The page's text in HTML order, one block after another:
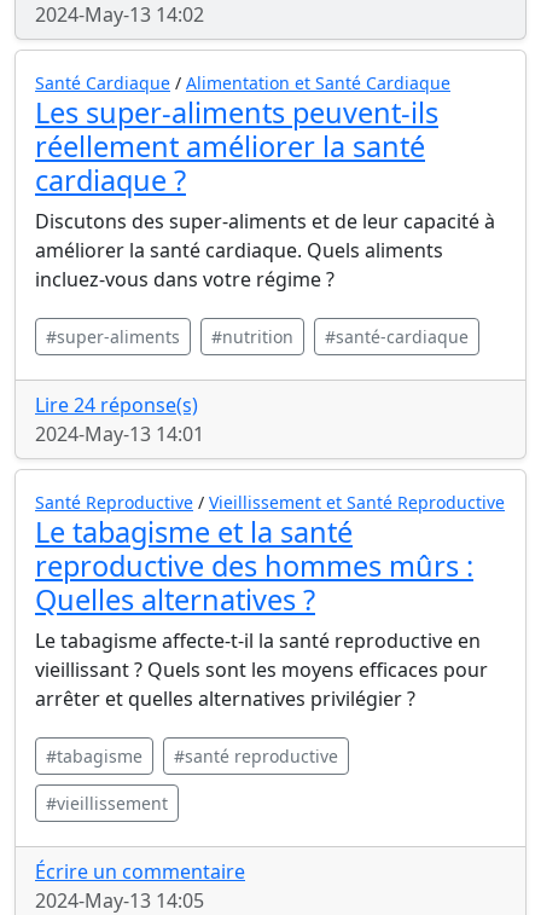
2024-May-13 14:02
Santé Cardiaque / Alimentation et Santé Cardiaque
Les super-aliments peuvent-ils
réellement améliorer la santé
cardiaque ?
Discutons des super-aliments et de leur capacité à
améliorer la santé cardiaque. Quels aliments
incluez-vous dans votre régime ?
#super-aliments #nutrition #santé-cardiaque
Lire 24 réponse(s)
2024-May-13 14:01
Santé Reproductive / Vieillissement et Santé Reproductive
Le tabagisme et la santé
reproductive des hommes mûrs :
Quelles alternatives ?
Le tabagisme affecte-t-il la santé reproductive en
vieillissant ? Quels sont les moyens efficaces pour
arrêter et quelles alternatives privilégier ?
#tabagisme #santé reproductive
#vieillissement
Écrire un commentaire
2024-May-13 14:05